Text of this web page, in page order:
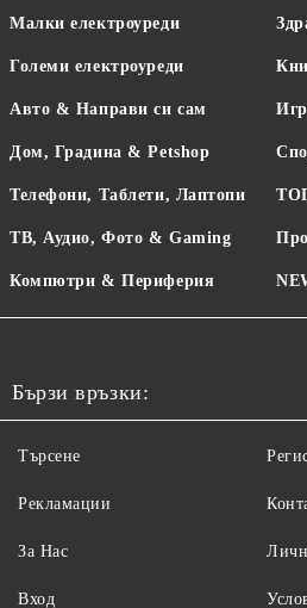
Малки електроуреди
Големи електроуреди
Авто & Направи си сам
Дом, Градина & Petshop
Телефони, Таблети, Лаптопи
ТВ, Аудио, Фото & Gaming
Компютри & Периферия
Бързи връзки:
Търсене
Рекламации
За Нас
Вход